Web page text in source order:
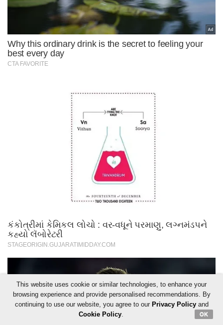
This website uses cookie or similar technologies, to enhance your
browsing experience and provide personalised recommendations. By
continuing to use our website, you agree to our Privacy Policyand
Cookie Policy. OK